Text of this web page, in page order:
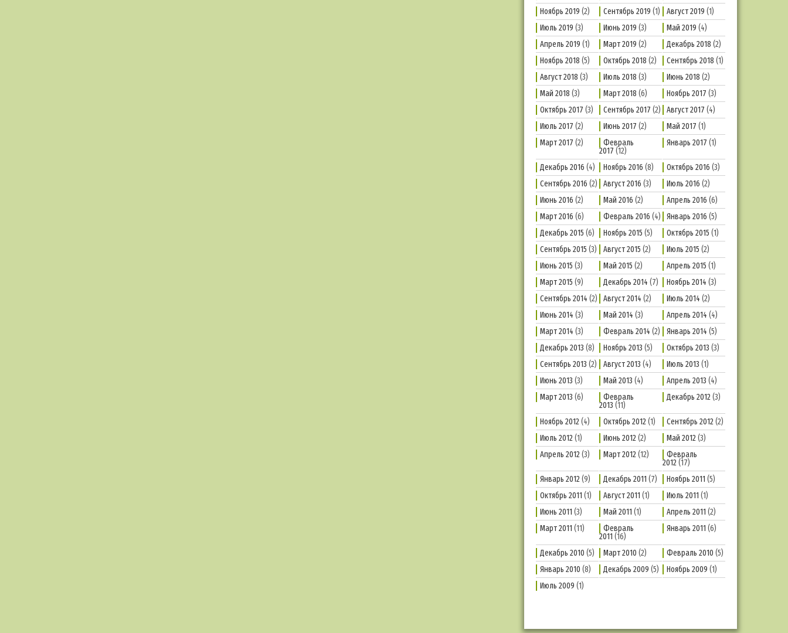
Ноябрь 2019 (2) Сентябрь 2019 (1) Август 2019 (1)
Июль 2019 (3) Июнь 2019 (3) Май 2019 (4)
Апрель 2019 (1) Март 2019 (2) Декабрь 2018 (2)
Ноябрь 2018 (5) Октябрь 2018 (2) Сентябрь 2018 (1)
Август 2018 (3) Июль 2018 (3) Июнь 2018 (2)
Май 2018 (3) Март 2018 (6) Ноябрь 2017 (3)
Октябрь 2017 (3) Сентябрь 2017 (2) Август 2017 (4)
Июль 2017 (2) Июнь 2017 (2) Май 2017 (1)
Март 2017 (2)
Февраль
2017 (12)
Январь 2017 (1)
Декабрь 2016 (4) Ноябрь 2016 (8) Октябрь 2016 (3)
Сентябрь 2016 (2) Август 2016 (3) Июль 2016 (2)
Июнь 2016 (2) Май 2016 (2) Апрель 2016 (6)
Март 2016 (6) Февраль 2016 (4) Январь 2016 (5)
Декабрь 2015 (6) Ноябрь 2015 (5) Октябрь 2015 (1)
Сентябрь 2015 (3) Август 2015 (2) Июль 2015 (2)
Июнь 2015 (3) Май 2015 (2) Апрель 2015 (1)
Март 2015 (9) Декабрь 2014 (7) Ноябрь 2014 (3)
Сентябрь 2014 (2) Август 2014 (2) Июль 2014 (2)
Июнь 2014 (3) Май 2014 (3) Апрель 2014 (4)
Март 2014 (3) Февраль 2014 (2) Январь 2014 (5)
Декабрь 2013 (8) Ноябрь 2013 (5) Октябрь 2013 (3)
Сентябрь 2013 (2) Август 2013 (4) Июль 2013 (1)
Июнь 2013 (3) Май 2013 (4) Апрель 2013 (4)
Март 2013 (6)
Февраль
2013 (11)
Декабрь 2012(3)
Ноябрь 2012(4) Октябрь 2012(1) Сентябрь 2012(2)
Июль 2012(1) Июнь 2012(2) Май 2012(3)
Апрель 2012(3) Март 2012(12)
Февраль
2012(17)
Январь 2012(9) Декабрь 2011 (7) Ноябрь 2011 (5)
Октябрь 2011 (1) Август 2011 (1) Июль 2011 (1)
Июнь 2011 (3) Май 2011 (1) Апрель 2011 (2)
Март 2011 (11)
Февраль
2011 (16)
Январь 2011 (6)
Декабрь 2010 (5) Март 2010 (2) Февраль 2010 (5)
Январь 2010 (8) Декабрь 2009 (5) Ноябрь 2009 (1)
Июль 2009 (1)